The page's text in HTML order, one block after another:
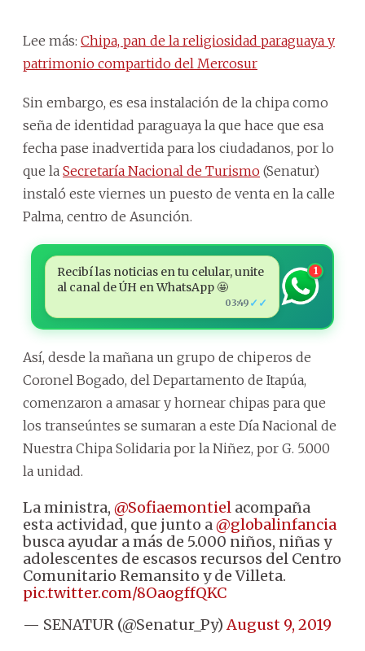
Lee más: Chipa, pan de la religiosidad paraguaya y
patrimonio compartido del Mercosur
Sin embargo, es esa instalación de la chipa como
seña de identidad paraguaya la que hace que esa
fecha pase inadvertida para los ciudadanos, por lo
que la Secretaría Nacional de Turismo (Senatur)
instaló este viernes un puesto de venta en la calle
Palma, centro de Asunción.
Recibí las noticias en tu celular, unite
al canal de ÚH en WhatsApp 🤩
03:49 ✓✓
1
Así, desde la mañana un grupo de chiperos de
Coronel Bogado, del Departamento de Itapúa,
comenzaron a amasar y hornear chipas para que
los transeúntes se sumaran a este Día Nacional de
Nuestra Chipa Solidaria por la Niñez, por G. 5.000
la unidad.
La ministra, @Sofiaemontiel acompaña
esta actividad, que junto a@globalinfancia
busca ayudar a más de 5.000 niños, niñas y
adolescentes de escasos recursos del Centro
Comunitario Remansito y de Villeta.
pic.twitter.com/8OaogffQKC
— SENATUR (@Senatur_Py)August 9, 2019